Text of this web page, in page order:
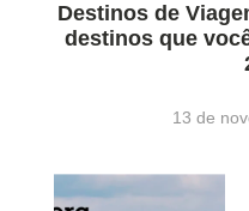
Destinos de
destinos que
13 de